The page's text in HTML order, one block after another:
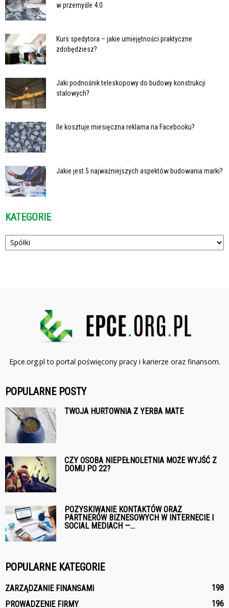
w przemyśle 4.0
Kurs spedytora – jakie umiejętności praktyczne
zdobędziesz?
Jaki podnośnik teleskopowy do budowy konstrukcji
stalowych?
Ile kosztuje miesięczna reklama na Facebooku?
Jakie jest 5 najważniejszych aspektów budowania marki?
KATEGORIE
Kategorie
Epce.org.pl to portal poświęcony pracy i karierze oraz finansom.
POPULARNE POSTY
TWOJA HURTOWNIA Z YERBA MATE
CZY OSOBA NIEPEŁNOLETNIA MOŻE WYJŚĆ Z
DOMU PO 22?
POZYSKIWANIE KONTAKTÓW ORAZ
PARTNERÓW BIZNESOWYCH W INTERNECIE I
SOCIAL MEDIACH —...
POPULARNE KATEGORIE
ZARZĄDZANIE FINANSAMI
198
PROWADZENIE FIRMY
196